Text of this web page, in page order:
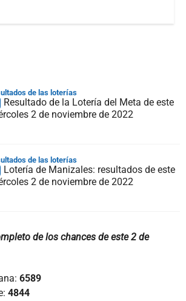
de las loterías
Resultado de la Lotería del Meta de este
2 de noviembre de 2022
de las loterías
Lotería de Manizales: resultados de este
2 de noviembre de 2022
de los chances de este 2 de
6589
4844